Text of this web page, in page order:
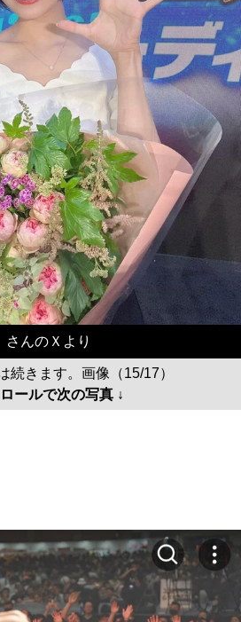
んのＸより
続きます。画像（15/17）
ールで次の写真 ↓